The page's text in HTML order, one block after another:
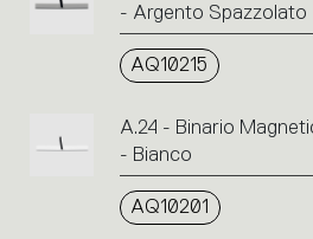
- Argento Spazzolato
AQ10215
A.24 - Binario
- Bianco
AQ10201